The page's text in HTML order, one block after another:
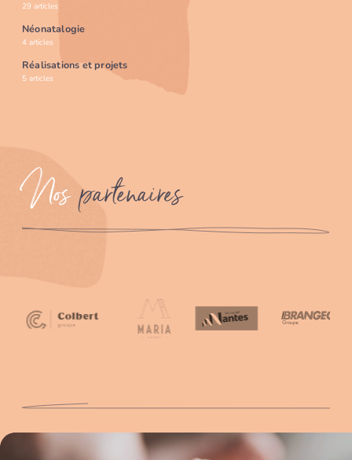
29 articles
Néonatalogie
4 articles
Réalisations et projets
5 articles
Nospartenaires